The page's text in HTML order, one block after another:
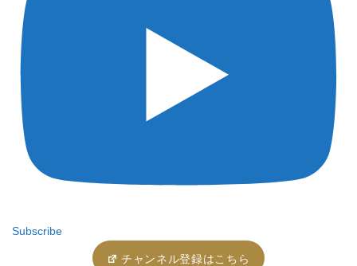
Subscribe
チャンネル登録はこちら